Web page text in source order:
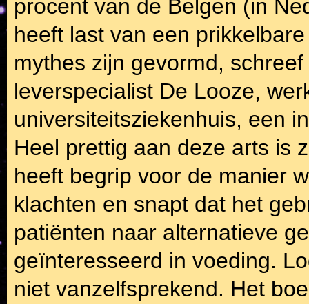
procent van de Belgen (in
heeft last van een
mythes zijn gevormd,
leverspecialist De Looze,
universiteitsziekenhuis, een
Heel prettig aan deze arts is
heeft begrip voor de manier
klachten en snapt dat het
patiënten naar alternatieve
geïnteresseerd in voeding.
niet vanzelfsprekend. Het